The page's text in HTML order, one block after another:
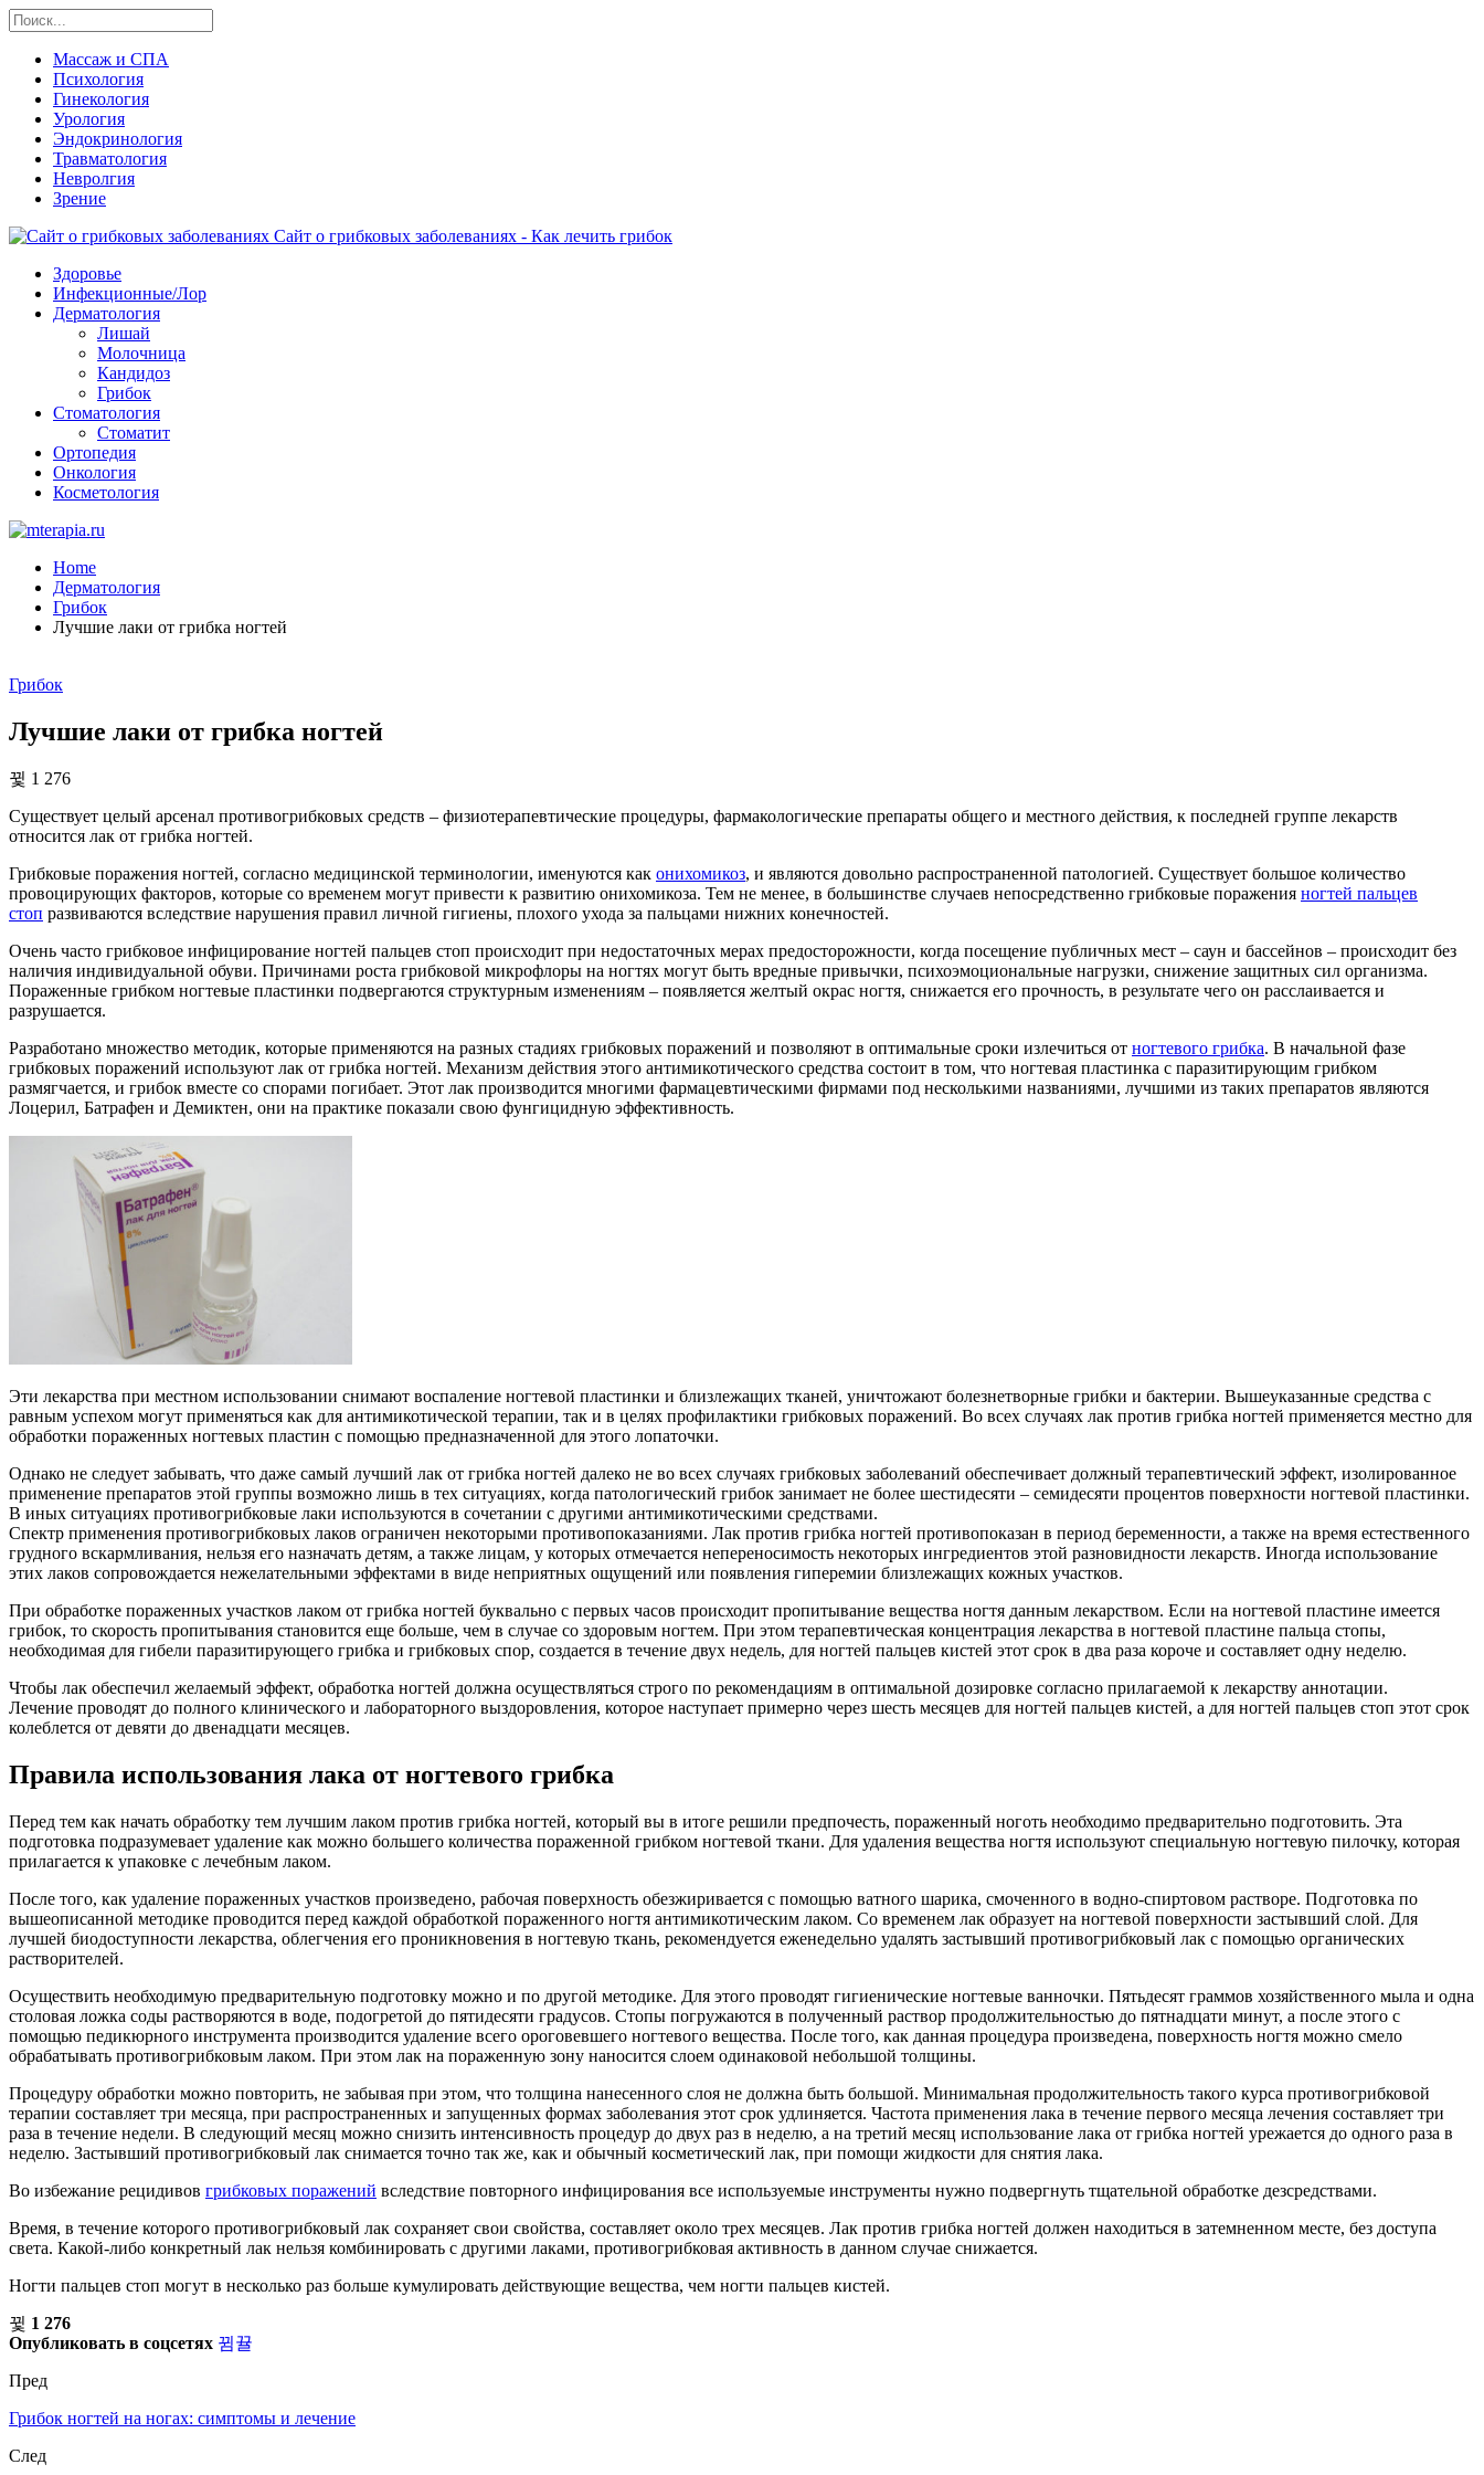
Массаж и СПА
Психология
Гинекология
Урология
Эндокринология
Травматология
Невролгия
Зрение
Сайт о грибковых заболеваниях - Как лечить грибок
Здоровье
Инфекционные/Лор
Дерматология
Лишай
Молочница
Кандидоз
Грибок
Стоматология
Стоматит
Ортопедия
Онкология
Косметология
Home
Дерматология
Грибок
Лучшие лаки от грибка ногтей
Грибок
Лучшие лаки от грибка ногтей
1 276
Существует целый арсенал противогрибковых средств – физиотерапевтические процедуры, фармакологические препараты общего и местного действия, к последней группе лекарств
относится лак от грибка ногтей.
Грибковые поражения ногтей, согласно медицинской терминологии, именуются как онихомикоз, и являются довольно распространенной патологией. Существует большое количество
провоцирующих факторов, которые со временем могут привести к развитию онихомикоза. Тем не менее, в большинстве случаев непосредственно грибковые поражения ногтей пальцев
стоп развиваются вследствие нарушения правил личной гигиены, плохого ухода за пальцами нижних конечностей.
Очень часто грибковое инфицирование ногтей пальцев стоп происходит при недостаточных мерах предосторожности, когда посещение публичных мест – саун и бассейнов – происходит без
наличия индивидуальной обуви. Причинами роста грибковой микрофлоры на ногтях могут быть вредные привычки, психоэмоциональные нагрузки, снижение защитных сил организма.
Пораженные грибком ногтевые пластинки подвергаются структурным изменениям – появляется желтый окрас ногтя, снижается его прочность, в результате чего он расслаивается и
разрушается.
Разработано множество методик, которые применяются на разных стадиях грибковых поражений и позволяют в оптимальные сроки излечиться от ногтевого грибка. В начальной фазе
грибковых поражений используют лак от грибка ногтей. Механизм действия этого антимикотического средства состоит в том, что ногтевая пластинка с паразитирующим грибком
размягчается, и грибок вместе со спорами погибает. Этот лак производится многими фармацевтическими фирмами под несколькими названиями, лучшими из таких препаратов являются
Лоцерил, Батрафен и Демиктен, они на практике показали свою фунгицидную эффективность.
Эти лекарства при местном использовании снимают воспаление ногтевой пластинки и близлежащих тканей, уничтожают болезнетворные грибки и бактерии. Вышеуказанные средства с
равным успехом могут применяться как для антимикотической терапии, так и в целях профилактики грибковых поражений. Во всех случаях лак против грибка ногтей применяется местно для
обработки пораженных ногтевых пластин с помощью предназначенной для этого лопаточки.
Однако не следует забывать, что даже самый лучший лак от грибка ногтей далеко не во всех случаях грибковых заболеваний обеспечивает должный терапевтический эффект, изолированное
применение препаратов этой группы возможно лишь в тех ситуациях, когда патологический грибок занимает не более шестидесяти – семидесяти процентов поверхности ногтевой пластинки.
В иных ситуациях противогрибковые лаки используются в сочетании с другими антимикотическими средствами.
Спектр применения противогрибковых лаков ограничен некоторыми противопоказаниями. Лак против грибка ногтей противопоказан в период беременности, а также на время естественного
грудного вскармливания, нельзя его назначать детям, а также лицам, у которых отмечается непереносимость некоторых ингредиентов этой разновидности лекарств. Иногда использование
этих лаков сопровождается нежелательными эффектами в виде неприятных ощущений или появления гиперемии близлежащих кожных участков.
При обработке пораженных участков лаком от грибка ногтей буквально с первых часов происходит пропитывание вещества ногтя данным лекарством. Если на ногтевой пластине имеется
грибок, то скорость пропитывания становится еще больше, чем в случае со здоровым ногтем. При этом терапевтическая концентрация лекарства в ногтевой пластине пальца стопы,
необходимая для гибели паразитирующего грибка и грибковых спор, создается в течение двух недель, для ногтей пальцев кистей этот срок в два раза короче и составляет одну неделю.
Чтобы лак обеспечил желаемый эффект, обработка ногтей должна осуществляться строго по рекомендациям в оптимальной дозировке согласно прилагаемой к лекарству аннотации.
Лечение проводят до полного клинического и лабораторного выздоровления, которое наступает примерно через шесть месяцев для ногтей пальцев кистей, а для ногтей пальцев стоп этот срок
колеблется от девяти до двенадцати месяцев.
Правила использования лака от ногтевого грибка
Перед тем как начать обработку тем лучшим лаком против грибка ногтей, который вы в итоге решили предпочесть, пораженный ноготь необходимо предварительно подготовить. Эта
подготовка подразумевает удаление как можно большего количества пораженной грибком ногтевой ткани. Для удаления вещества ногтя используют специальную ногтевую пилочку, которая
прилагается к упаковке с лечебным лаком.
После того, как удаление пораженных участков произведено, рабочая поверхность обезжиривается с помощью ватного шарика, смоченного в водно-спиртовом растворе. Подготовка по
вышеописанной методике проводится перед каждой обработкой пораженного ногтя антимикотическим лаком. Со временем лак образует на ногтевой поверхности застывший слой. Для
лучшей биодоступности лекарства, облегчения его проникновения в ногтевую ткань, рекомендуется еженедельно удалять застывший противогрибковый лак с помощью органических
растворителей.
Осуществить необходимую предварительную подготовку можно и по другой методике. Для этого проводят гигиенические ногтевые ванночки. Пятьдесят граммов хозяйственного мыла и одна
столовая ложка соды растворяются в воде, подогретой до пятидесяти градусов. Стопы погружаются в полученный раствор продолжительностью до пятнадцати минут, а после этого с
помощью педикюрного инструмента производится удаление всего ороговевшего ногтевого вещества. После того, как данная процедура произведена, поверхность ногтя можно смело
обрабатывать противогрибковым лаком. При этом лак на пораженную зону наносится слоем одинаковой небольшой толщины.
Процедуру обработки можно повторить, не забывая при этом, что толщина нанесенного слоя не должна быть большой. Минимальная продолжительность такого курса противогрибковой
терапии составляет три месяца, при распространенных и запущенных формах заболевания этот срок удлиняется. Частота применения лака в течение первого месяца лечения составляет три
раза в течение недели. В следующий месяц можно снизить интенсивность процедур до двух раз в неделю, а на третий месяц использование лака от грибка ногтей урежается до одного раза в
неделю. Застывший противогрибковый лак снимается точно так же, как и обычный косметический лак, при помощи жидкости для снятия лака.
Во избежание рецидивов грибковых поражений вследствие повторного инфицирования все используемые инструменты нужно подвергнуть тщательной обработке дезсредствами.
Время, в течение которого противогрибковый лак сохраняет свои свойства, составляет около трех месяцев. Лак против грибка ногтей должен находиться в затемненном месте, без доступа
света. Какой-либо конкретный лак нельзя комбинировать с другими лаками, противогрибковая активность в данном случае снижается.
Ногти пальцев стоп могут в несколько раз больше кумулировать действующие вещества, чем ногти пальцев кистей.
1 276
Опубликовать в соцсетях
Пред
Грибок ногтей на ногах: симптомы и лечение
След